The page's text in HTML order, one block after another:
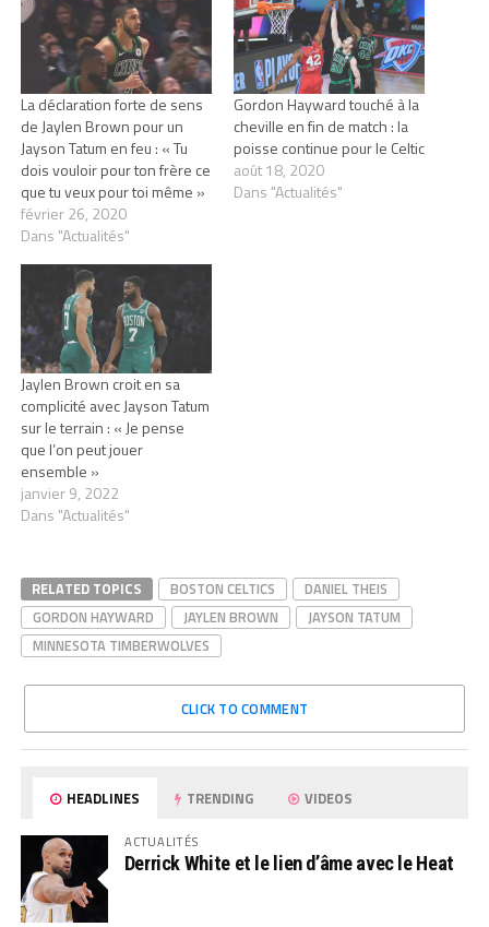
La déclaration forte de sens
de Jaylen Brown pour un
Jayson Tatum en feu : « Tu
dois vouloir pour ton frère ce
que tu veux pour toi même »
février 26, 2020
Dans "Actualités"
Gordon Hayward touché à la
cheville en fin de match : la
poisse continue pour le Celtic
août 18, 2020
Dans "Actualités"
Jaylen Brown croit en sa
complicité avec Jayson Tatum
sur le terrain : « Je pense
que l’on peut jouer
ensemble »
janvier 9, 2022
Dans "Actualités"
RELATED TOPICS BOSTON CELTICS
DANIEL THEIS
GORDON HAYWARD
JAYLEN BROWN
JAYSON TATUM
MINNESOTA TIMBERWOLVES
CLICK TO COMMENT
HEADLINES TRENDING VIDEOS
ACTUALITÉS
Derrick White et le lien d’âme avec le Heat